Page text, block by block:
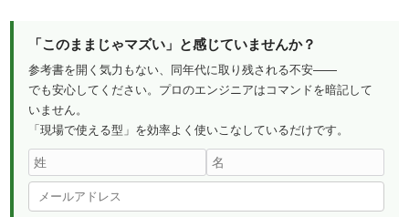
「このままじゃマズい」と感じていませんか？
参考書を開く気力もない、同年代に取り残される不安——
でも安心してください。プロのエンジニアはコマンドを暗記して
いません。
「現場で使える型」を効率よく使いこなしているだけです。